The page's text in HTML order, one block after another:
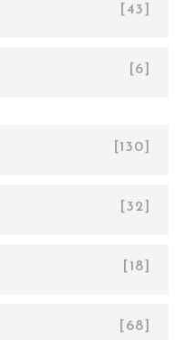
[43]
[6]
[130]
[32]
[18]
[68]